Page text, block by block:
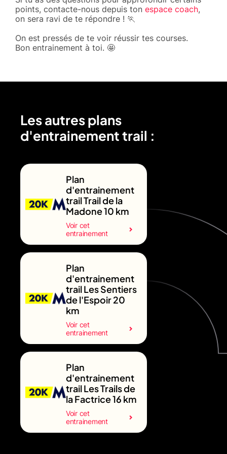
points, contacte-nous depuis ton espace coach,
on sera ravi de te répondre ! 🏃
On est pressés de te voir réussir tes courses.
Bon entrainement à toi. 🤩
Les autres plans
d'entrainement trail :
Plan
d'entrainement
trail Trail de la
Madone 10 km
Voir cet
entrainement
Plan
d'entrainement
trail Les Sentiers
de l'Espoir 20
km
Voir cet
entrainement
Plan
d'entrainement
trail Les Trails de
la Factrice 16 km
Voir cet
entrainement